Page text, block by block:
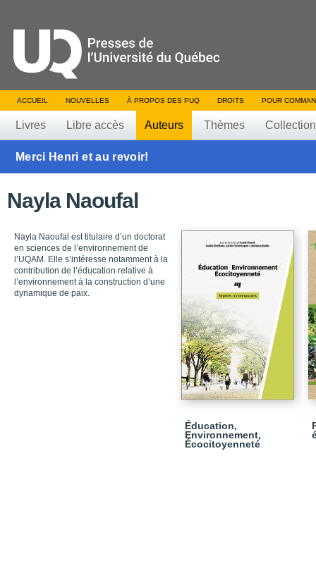
ACCUEIL NOUVELLES À PROPOS DES PUQ DROITS POUR
Livres Libre accès Auteurs Thèmes
Merci Henri et au revoir!
Nayla Naoufal
Nayla Naoufal est titulaire d’un doctorat
en sciences de l’environnement de
l’UQAM. Elle s’intéresse notamment à la
contribution de l’éducation relative à
l’environnement à la construction d’une
dynamique de paix.
Éducation,
Environnement,
Écocitoyenneté